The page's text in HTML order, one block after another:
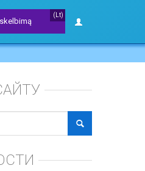
(Lt)